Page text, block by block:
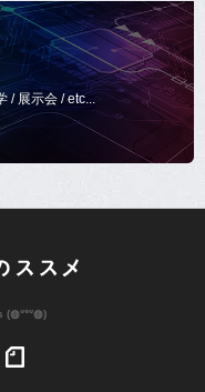
/ 展示会 / etc...
(◍ᐡᐤᐡ◍)